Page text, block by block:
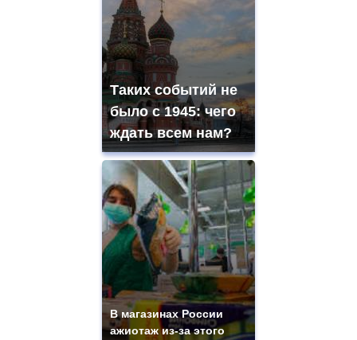
Таких событий не
было с 1945: чего
ждать всем нам?
В магазинах России
ажиотаж из-за этого